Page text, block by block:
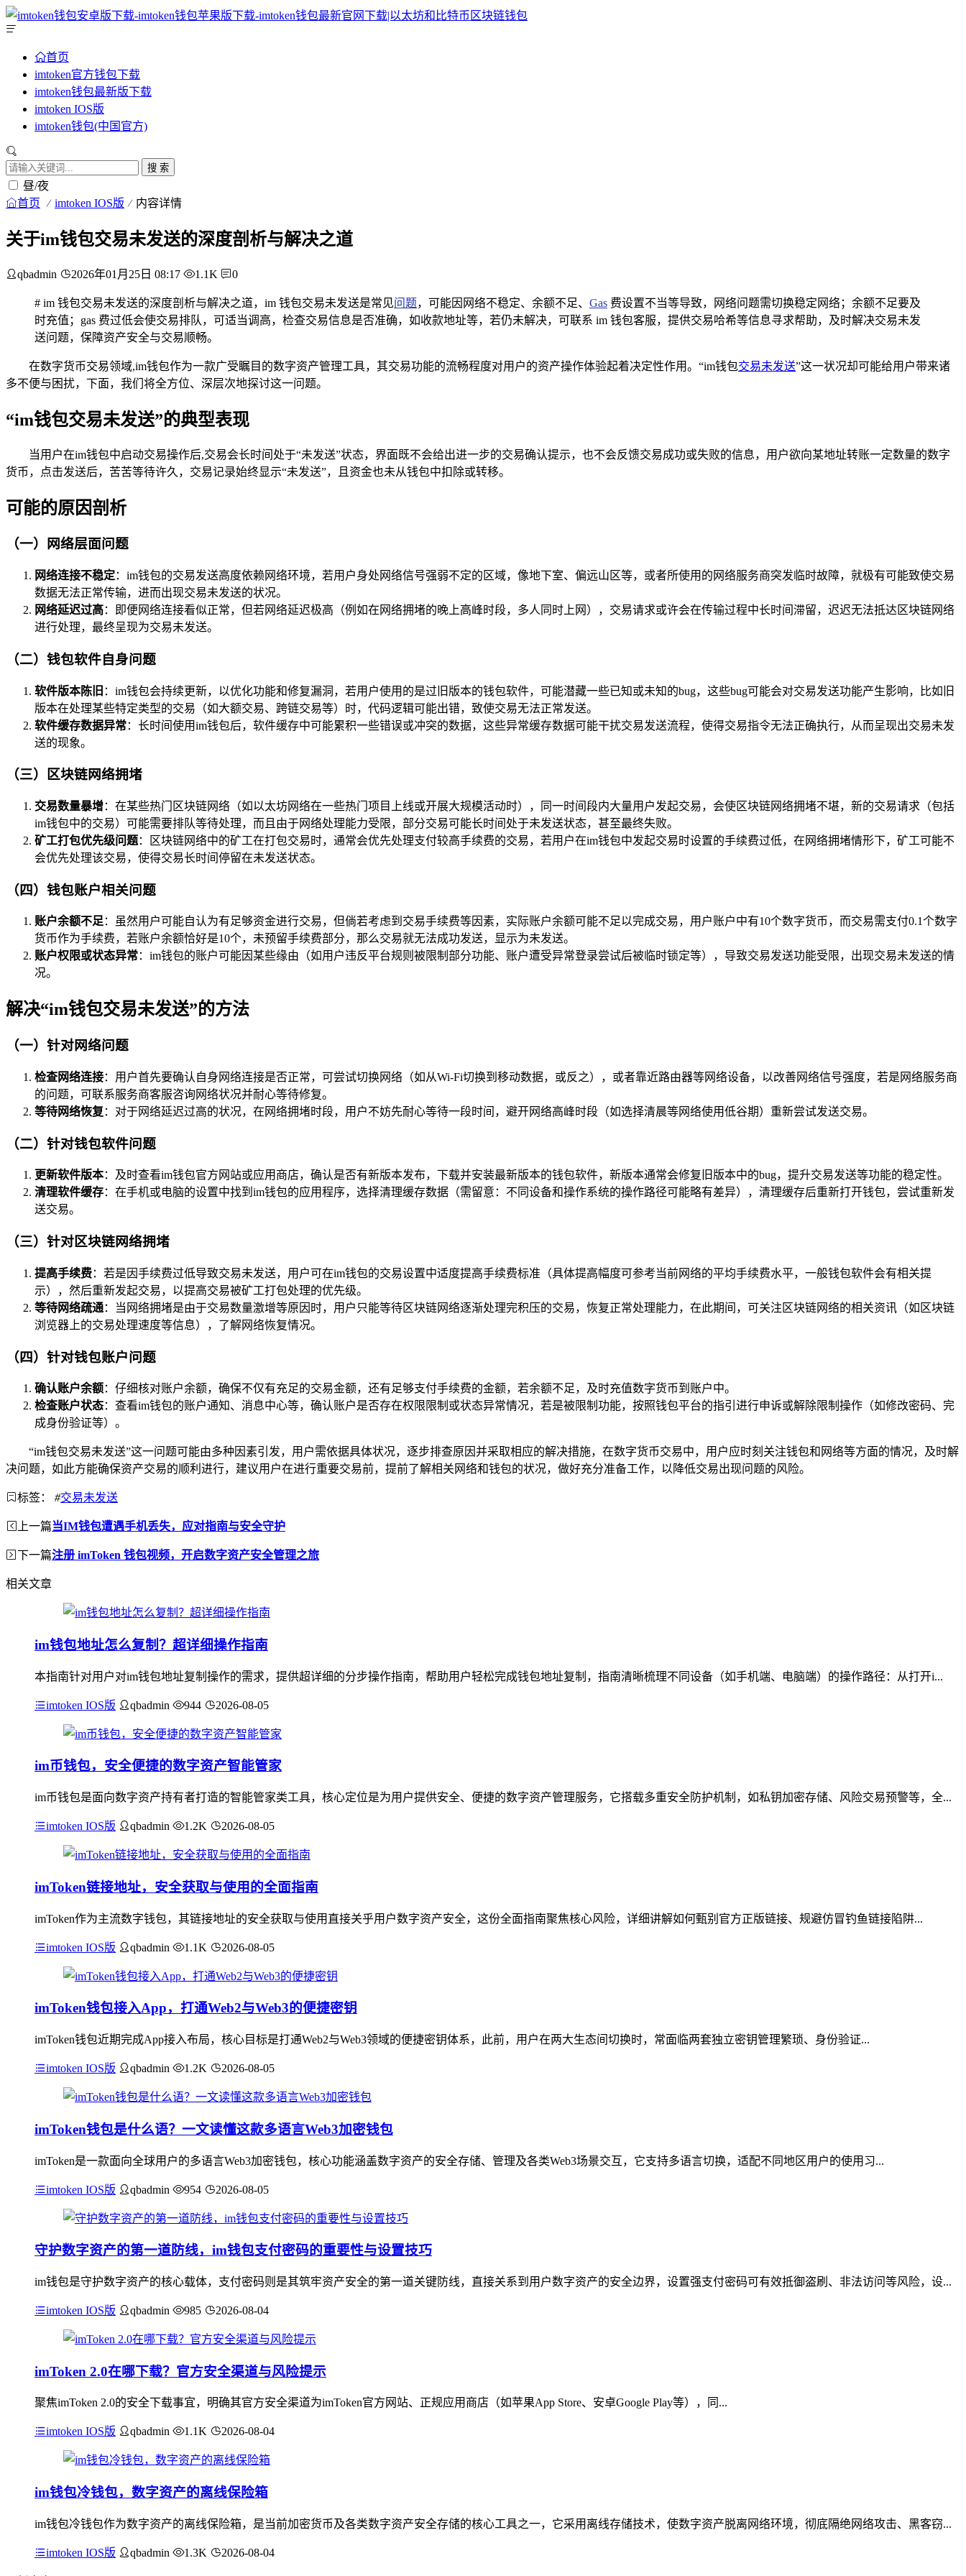
首页
imtoken官方钱包下载
imtoken钱包最新版下载
imtoken IOS版
imtoken钱包(中国官方)
搜 索
昼/夜
首页 imtoken IOS版 内容详情
关于im钱包交易未发送的深度剖析与解决之道
qbadmin 2026年01月25日 08:17 1.1K 0
# im 钱包交易未发送的深度剖析与解决之道，im 钱包交易未发送是常见问题，可能因网络不稳定、余额不足、 Gas 费设置不当等导致，网络问题需切换稳定网络；余额不足要及
时充值；gas 费过低会使交易排队，可适当调高，检查交易信息是否准确，如收款地址等，若仍未解决，可联系 im 钱包客服，提供交易哈希等信息寻求帮助，及时解决交易未发
送问题，保障资产安全与交易顺畅。
在数字货币交易领域,im钱包作为一款广受瞩目的数字资产管理工具，其交易功能的流畅程度对用户的资产操作体验起着决定性作用。“im钱包交易未发送”这一状况却可能给用户带来诸
多不便与困扰，下面，我们将全方位、深层次地探讨这一问题。
“im钱包交易未发送”的典型表现
当用户在im钱包中启动交易操作后,交易会长时间处于“未发送”状态，界面既不会给出进一步的交易确认提示，也不会反馈交易成功或失败的信息，用户欲向某地址转账一定数量的数字
货币，点击发送后，苦苦等待许久，交易记录始终显示“未发送”，且资金也未从钱包中扣除或转移。
可能的原因剖析
（一）网络层面问题
网络连接不稳定：im钱包的交易发送高度依赖网络环境，若用户身处网络信号强弱不定的区域，像地下室、偏远山区等，或者所使用的网络服务商突发临时故障，就极有可能致使交易
数据无法正常传输，进而出现交易未发送的状况。
网络延迟过高：即便网络连接看似正常，但若网络延迟极高（例如在网络拥堵的晚上高峰时段，多人同时上网），交易请求或许会在传输过程中长时间滞留，迟迟无法抵达区块链网络
进行处理，最终呈现为交易未发送。
（二）钱包软件自身问题
软件版本陈旧 ：im钱包会持续更新，以优化功能和修复漏洞，若用户使用的是过旧版本的钱包软件，可能潜藏一些已知或未知的bug，这些bug可能会对交易发送功能产生影响，比如旧
版本在处理某些特定类型的交易（如大额交易、跨链交易等）时，代码逻辑可能出错，致使交易无法正常发送。
软件缓存数据异常：长时间使用im钱包后，软件缓存中可能累积一些错误或冲突的数据，这些异常缓存数据可能干扰交易发送流程，使得交易指令无法正确执行，从而呈现出交易未发
送的现象。
（三）区块链网络拥堵
交易数量暴增：在某些热门区块链网络（如以太坊网络在一些热门项目上线或开展大规模活动时），同一时间段内大量用户发起交易，会使区块链网络拥堵不堪，新的交易请求（包括
im钱包中的交易）可能需要排队等待处理，而且由于网络处理能力受限，部分交易可能长时间处于未发送状态，甚至最终失败。
矿工打包优先级问题：区块链网络中的矿工在打包交易时，通常会优先处理支付较高手续费的交易，若用户在im钱包中发起交易时设置的手续费过低，在网络拥堵情形下，矿工可能不
会优先处理该交易，使得交易长时间停留在未发送状态。
（四）钱包账户相关问题
账户余额不足：虽然用户可能自认为有足够资金进行交易，但倘若考虑到交易手续费等因素，实际账户余额可能不足以完成交易，用户账户中有10个数字货币，而交易需支付0.1个数字
货币作为手续费，若账户余额恰好是10个，未预留手续费部分，那么交易就无法成功发送，显示为未发送。
账户权限或状态异常：im钱包的账户可能因某些缘由（如用户违反平台规则被限制部分功能、账户遭受异常登录尝试后被临时锁定等），导致交易发送功能受限，出现交易未发送的情
况。
解决“im钱包交易未发送”的方法
（一）针对网络问题
检查网络连接：用户首先要确认自身网络连接是否正常，可尝试切换网络（如从Wi-Fi切换到移动数据，或反之），或者靠近路由器等网络设备，以改善网络信号强度，若是网络服务商
的问题，可联系服务商客服咨询网络状况并耐心等待修复。
等待网络恢复 ：对于网络延迟过高的状况，在网络拥堵时段，用户不妨先耐心等待一段时间，避开网络高峰时段（如选择清晨等网络使用低谷期）重新尝试发送交易。
（二）针对钱包软件问题
更新软件版本：及时查看im钱包官方网站或应用商店，确认是否有新版本发布，下载并安装最新版本的钱包软件，新版本通常会修复旧版本中的bug，提升交易发送等功能的稳定性。
清理软件缓存：在手机或电脑的设置中找到im钱包的应用程序，选择清理缓存数据（需留意：不同设备和操作系统的操作路径可能略有差异），清理缓存后重新打开钱包，尝试重新发
送交易。
（三）针对区块链网络拥堵
提高手续费：若是因手续费过低导致交易未发送，用户可在im钱包的交易设置中适度提高手续费标准（具体提高幅度可参考当前网络的平均手续费水平，一般钱包软件会有相关提
示），然后重新发起交易，以提高交易被矿工打包处理的优先级。
等待网络疏通：当网络拥堵是由于交易数量激增等原因时，用户只能等待区块链网络逐渐处理完积压的交易，恢复正常处理能力，在此期间，可关注区块链网络的相关资讯（如区块链
浏览器上的交易处理速度等信息），了解网络恢复情况。
（四）针对钱包账户问题
确认账户余额：仔细核对账户余额，确保不仅有充足的交易金额，还有足够支付手续费的金额，若余额不足，及时充值数字货币到账户中。
检查账户状态：查看im钱包的账户通知、消息中心等，确认账户是否存在权限限制或状态异常情况，若是被限制功能，按照钱包平台的指引进行申诉或解除限制操作（如修改密码、完
成身份验证等）。
“im钱包交易未发送”这一问题可能由多种因素引发，用户需依据具体状况，逐步排查原因并采取相应的解决措施，在数字货币交易中，用户应时刻关注钱包和网络等方面的情况，及时解
决问题，如此方能确保资产交易的顺利进行，建议用户在进行重要交易前，提前了解相关网络和钱包的状况，做好充分准备工作，以降低交易出现问题的风险。
标签： #交易未发送
上一篇当IM钱包遭遇手机丢失，应对指南与安全守护
下一篇注册 imToken 钱包视频，开启数字资产安全管理之旅
相关文章
im钱包地址怎么复制？超详细操作指南
本指南针对用户对im钱包地址复制操作的需求，提供超详细的分步操作指南，帮助用户轻松完成钱包地址复制，指南清晰梳理不同设备（如手机端、电脑端）的操作路径：从打开i...
imtoken IOS版 qbadmin 944 2026-08-05
im币钱包，安全便捷的数字资产智能管家
im币钱包是面向数字资产持有者打造的智能管家类工具，核心定位是为用户提供安全、便捷的数字资产管理服务，它搭载多重安全防护机制，如私钥加密存储、风险交易预警等，全...
imtoken IOS版 qbadmin 1.2K 2026-08-05
imToken链接地址，安全获取与使用的全面指南
imToken作为主流数字钱包，其链接地址的安全获取与使用直接关乎用户数字资产安全，这份全面指南聚焦核心风险，详细讲解如何甄别官方正版链接、规避仿冒钓鱼链接陷阱...
imtoken IOS版 qbadmin 1.1K 2026-08-05
imToken钱包接入App，打通Web2与Web3的便捷密钥
imToken钱包近期完成App接入布局，核心目标是打通Web2与Web3领域的便捷密钥体系，此前，用户在两大生态间切换时，常面临两套独立密钥管理繁琐、身份验证...
imtoken IOS版 qbadmin 1.2K 2026-08-05
imToken钱包是什么语？一文读懂这款多语言Web3加密钱包
imToken是一款面向全球用户的多语言Web3加密钱包，核心功能涵盖数字资产的安全存储、管理及各类Web3场景交互，它支持多语言切换，适配不同地区用户的使用习...
imtoken IOS版 qbadmin 954 2026-08-05
守护数字资产的第一道防线，im钱包支付密码的重要性与设置技巧
im钱包是守护数字资产的核心载体，支付密码则是其筑牢资产安全的第一道关键防线，直接关系到用户数字资产的安全边界，设置强支付密码可有效抵御盗刷、非法访问等风险，设...
imtoken IOS版 qbadmin 985 2026-08-04
imToken 2.0在哪下载？官方安全渠道与风险提示
聚焦imToken 2.0的安全下载事宜，明确其官方安全渠道为imToken官方网站、正规应用商店（如苹果App Store、安卓Google Play等），同...
imtoken IOS版 qbadmin 1.1K 2026-08-04
im钱包冷钱包，数字资产的离线保险箱
im钱包冷钱包作为数字资产的离线保险箱，是当前加密货币及各类数字资产安全存储的核心工具之一，它采用离线存储技术，使数字资产脱离网络环境，彻底隔绝网络攻击、黑客窃...
imtoken IOS版 qbadmin 1.3K 2026-08-04